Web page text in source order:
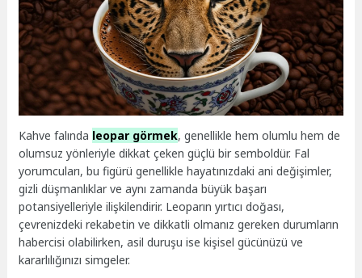
Kahve falında leopar görmek, genellikle hem olumlu hem de
olumsuz yönleriyle dikkat çeken güçlü bir semboldür. Fal
yorumcuları, bu figürü genellikle hayatınızdaki ani değişimler,
gizli düşmanlıklar ve aynı zamanda büyük başarı
potansiyelleriyle ilişkilendirir. Leoparın yırtıcı doğası,
çevrenizdeki rekabetin ve dikkatli olmanız gereken durumların
habercisi olabilirken, asil duruşu ise kişisel gücünüzü ve
kararlılığınızı simgeler.